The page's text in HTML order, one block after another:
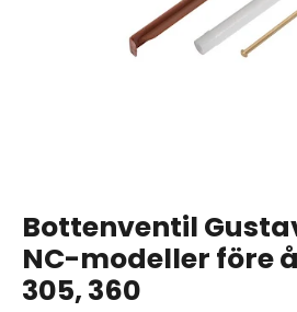
Bottenventil
NC-modeller före
305, 360